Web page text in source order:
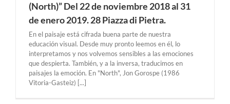
(North)” Del 22 de noviembre 2018 al 31
de enero 2019. 28 Piazza di Pietra.
En el paisaje está cifrada buena parte de nuestra
educación visual. Desde muy pronto leemos en él, lo
interpretamos y nos volvemos sensibles a las emociones
que despierta. También, y a la inversa, traducimos en
paisajes la emoción. En "North", Jon Gorospe (1986
Vitoria-Gasteiz) [...]